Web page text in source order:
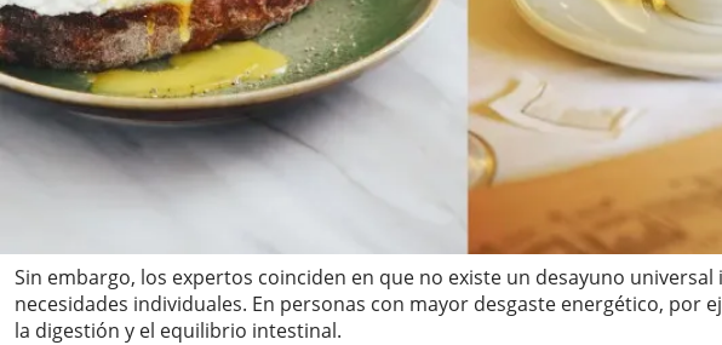
Sin embargo, los expertos coinciden en que no existe un desayuno
necesidades individuales. En personas con mayor desgaste energético,
la digestión y el equilibrio intestinal.